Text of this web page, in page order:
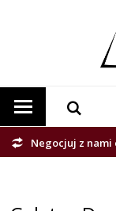
Negocjuj z nami